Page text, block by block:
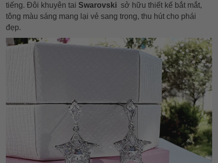
tiếng. Đôi khuyên tai Swarovski sở hữu thiết kế bắt mắt,
tông màu sáng mang lại vẻ sang trọng, thu hút cho phái
đẹp.